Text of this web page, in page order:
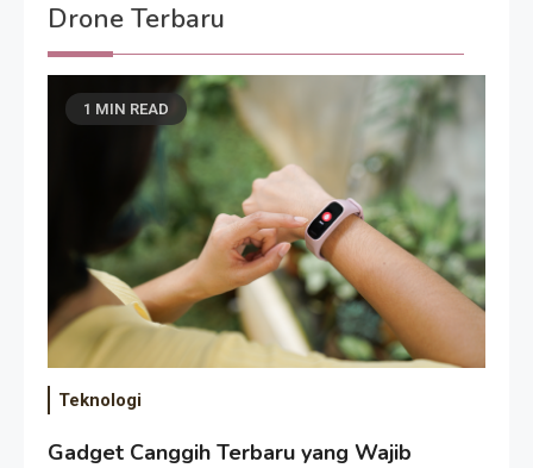
Drone Terbaru
1 MIN READ
Teknologi
Gadget Canggih Terbaru yang Wajib